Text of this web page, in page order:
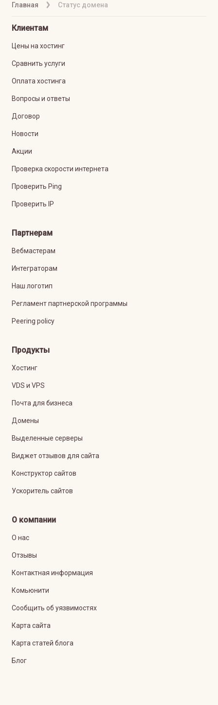
Главная Статус домена
Клиентам
Цены на хостинг
Сравнить услуги
Оплата хостинга
Вопросы и ответы
Договор
Новости
Акции
Проверка скорости интернета
Проверить Ping
Проверить IP
Партнерам
Вебмастерам
Интеграторам
Наш логотип
Регламент партнерской программы
Peering policy
Продукты
Хостинг
VDS и VPS
Почта для бизнеса
Домены
Выделенные серверы
Виджет отзывов для сайта
Конструктор сайтов
Ускоритель сайтов
О компании
О нас
Отзывы
Контактная информация
Комьюнити
Сообщить об уязвимостях
Карта сайта
Карта статей блога
Блог